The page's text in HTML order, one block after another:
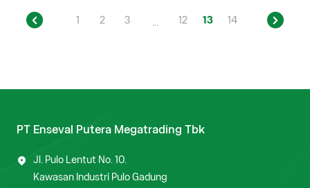
1 2 3 ... 12 13 14
PT Enseval Putera Megatrading Tbk
Jl. Pulo Lentut No. 10.
Kawasan Industri Pulo Gadung